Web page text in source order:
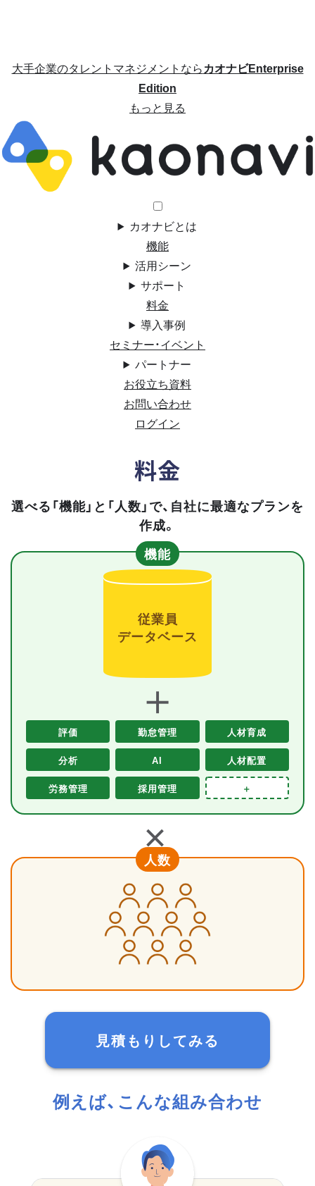
大手企業のタレントマネジメントならカオナビEnterprise
Edition
もっと見る
カオナビとは
機能
活用シーン
サポート
料金
導入事例
セミナー・イベント
パートナー
お役立ち資料
お問い合わせ
ログイン
料金
選べる「機能」と「人数」で、自社に最適なプランを
作成。
機能
従業員
データベース
＋
評価 勤怠管理 人材育成
分析 AI 人材配置
労務管理 採用管理 ＋
＋
人数
見積もりしてみる
例えば、こんな組み合わせ